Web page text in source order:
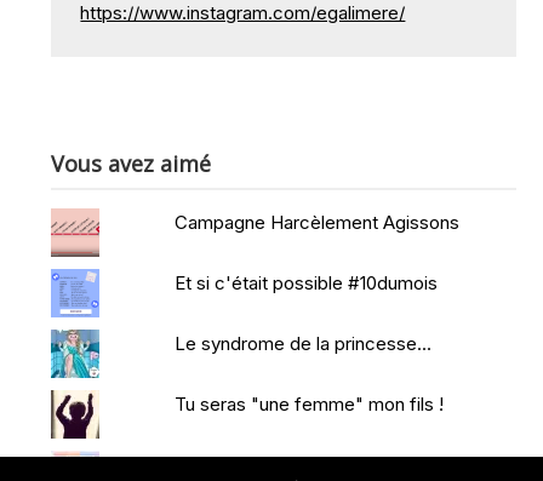
https://www.instagram.com/egalimere/
Vous avez aimé
Campagne Harcèlement Agissons
Et si c'était possible #10dumois
Le syndrome de la princesse...
Tu seras "une femme" mon fils !